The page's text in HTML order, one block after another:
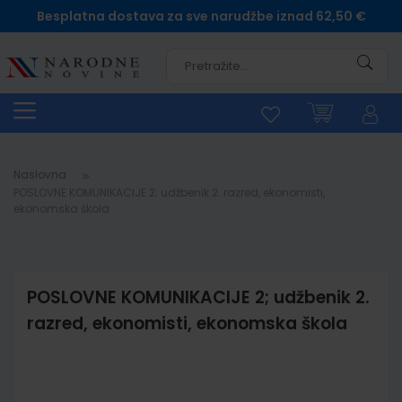
Besplatna dostava za sve narudžbe iznad 62,50 €
Naslovna
POSLOVNE KOMUNIKACIJE 2; udžbenik 2.
razred, ekonomisti, ekonomska škola